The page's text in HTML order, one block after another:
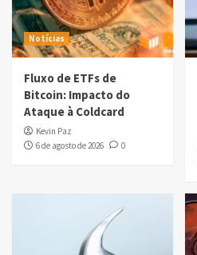
Notícias
Fluxo de ETFs de
Bitcoin: Impacto do
Ataque à Coldcard
Kevin Paz
6 de agosto de 2026
0